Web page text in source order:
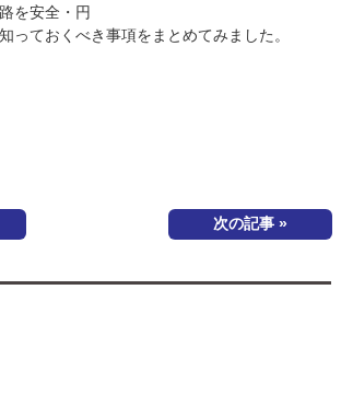
を安全・円
っておくべき事項をまとめてみました。
次の記事 »